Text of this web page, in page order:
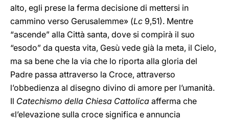
alto, egli prese la ferma decisione di mettersi in
cammino verso Gerusalemme» (Lc 9,51). Mentre
“ascende” alla Città santa, dove si compirà il suo
“esodo” da questa vita, Gesù vede già la meta, il Cielo,
ma sa bene che la via che lo riporta alla gloria del
Padre passa attraverso la Croce, attraverso
l’obbedienza al disegno divino di amore per l’umanità.
Il Catechismo della Chiesa Cattolica afferma che
«l’elevazione sulla croce significa e annuncia